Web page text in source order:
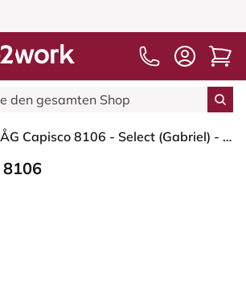
HÅG Capisco 8106 - Select (Gabriel) - Wolle / Polyamid - SC60999 - Black - Moss Grey - 265 mm (Sitzhöhe 53-79cm) - Bodengleiter
8106